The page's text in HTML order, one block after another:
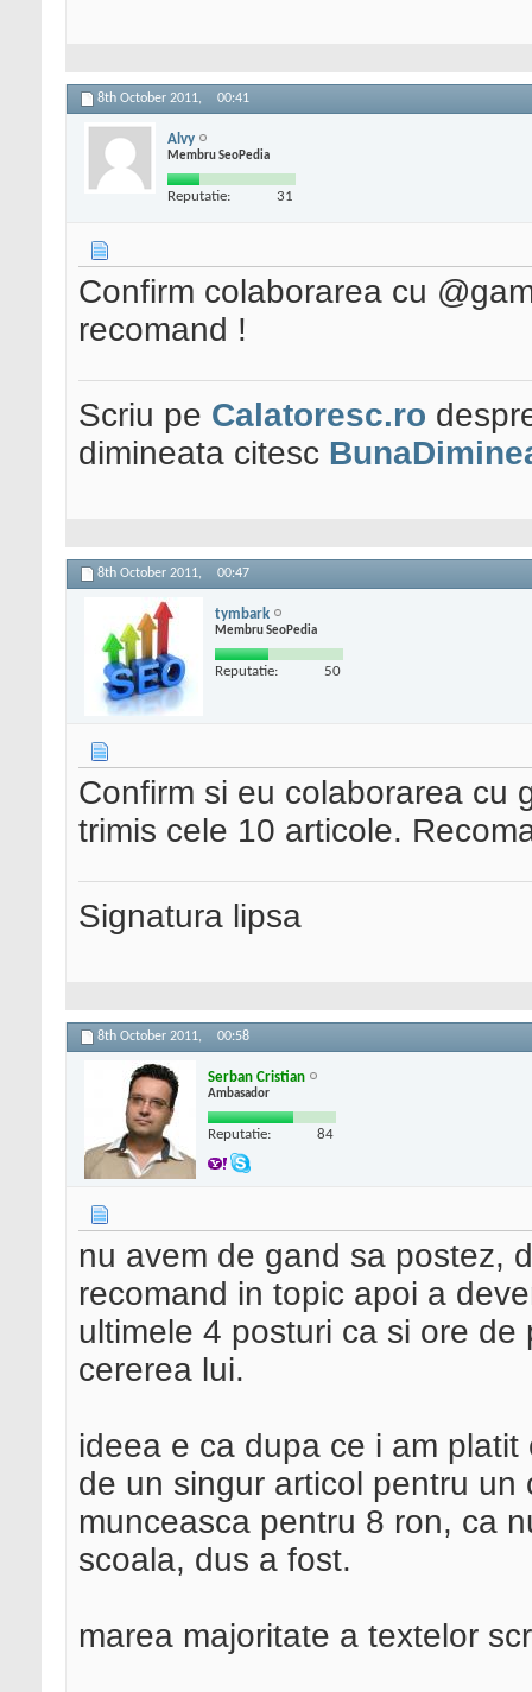
8th October 2011, 00:41
Alvy
Membru SeoPedia
Reputatie: 31
Confirm colaborarea cu
recomand !
Scriu pe Calatoresc.ro
dimineata citesc
8th October 2011, 00:47
tymbark
Membru SeoPedia
Reputatie: 50
Confirm si eu colaborarea cu
trimis cele 10 articole.
Signatura lipsa
8th October 2011, 00:58
Serban Cristian
Ambasador
Reputatie: 84
nu avem de gand sa postez,
recomand in topic apoi a
ultimele 4 posturi ca si ore
cererea lui.
ideea e ca dupa ce i am
de un singur articol pentru
munceasca pentru 8 ron, ca
scoala, dus a fost.
marea majoritate a textelor